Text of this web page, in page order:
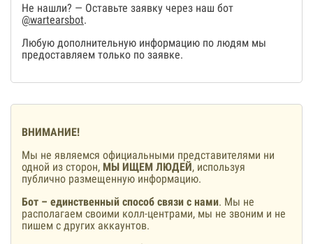
Не нашли? — Оставьте заявку через наш бот
@wartearsbot.
Любую дополнительную информацию по людям мы
предоставляем только по заявке.
ВНИМАНИЕ!
Мы не являемся официальными представителями ни
одной из сторон, МЫ ИЩЕМ ЛЮДЕЙ, используя
публично размещенную информацию.
Бот – единственный способ связи с нами. Мы не
располагаем своими колл-центрами, мы не звоним и не
пишем с других аккаунтов.